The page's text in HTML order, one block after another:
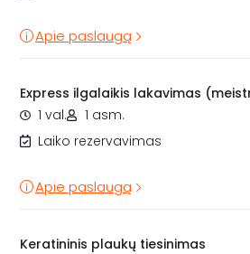
Apie paslaugą
Express ilgalaikis lakavimas
1 val.
1 asm.
Laiko rezervavimas
Apie paslaugą
Keratininis plaukų tiesinimas